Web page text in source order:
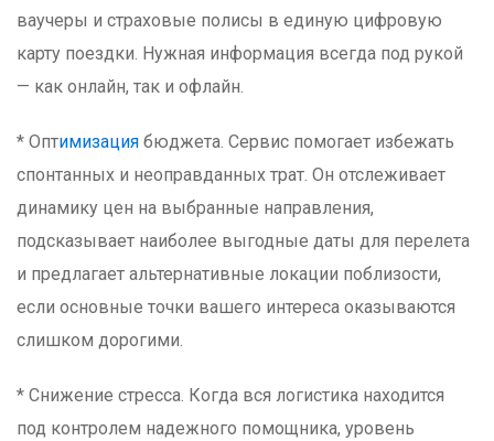
ваучеры и страховые полисы в единую цифровую
карту поездки. Нужная информация всегда под рукой
— как онлайн, так и офлайн.
* Оптимизация бюджета. Сервис помогает избежать
спонтанных и неоправданных трат. Он отслеживает
динамику цен на выбранные направления,
подсказывает наиболее выгодные даты для перелета
и предлагает альтернативные локации поблизости,
если основные точки вашего интереса оказываются
слишком дорогими.
* Снижение стресса. Когда вся логистика находится
под контролем надежного помощника, уровень